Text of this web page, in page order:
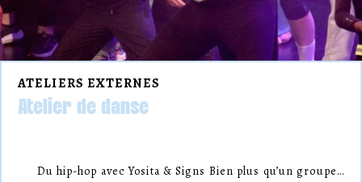
ATELIERS EXTERNES
Atelier de danse
Du hip-hop avec Yosita & Signs Bien plus qu’un groupe…